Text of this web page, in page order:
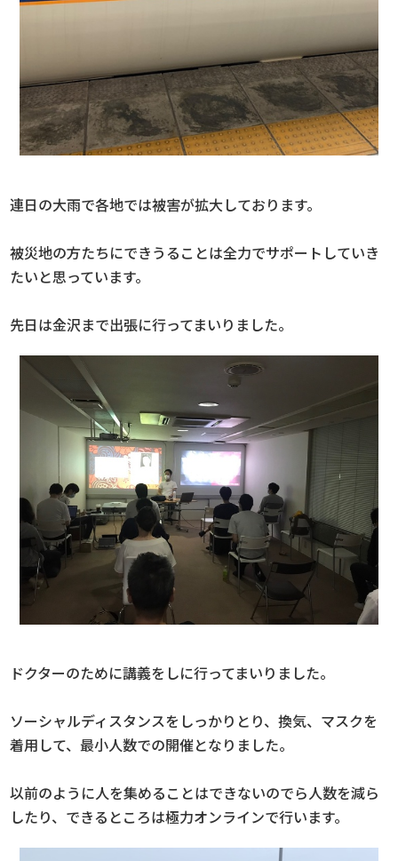
連日の大雨で各地では被害が拡大しております。
被災地の方たちにできうることは全力でサポートしていき
たいと思っています。
先日は金沢まで出張に行ってまいりました。
ドクターのために講義をしに行ってまいりました。
ソーシャルディスタンスをしっかりとり、換気、マスクを
着用して、最小人数での開催となりました。
以前のように人を集めることはできないのでら人数を減ら
したり、できるところは極力オンラインで行います。